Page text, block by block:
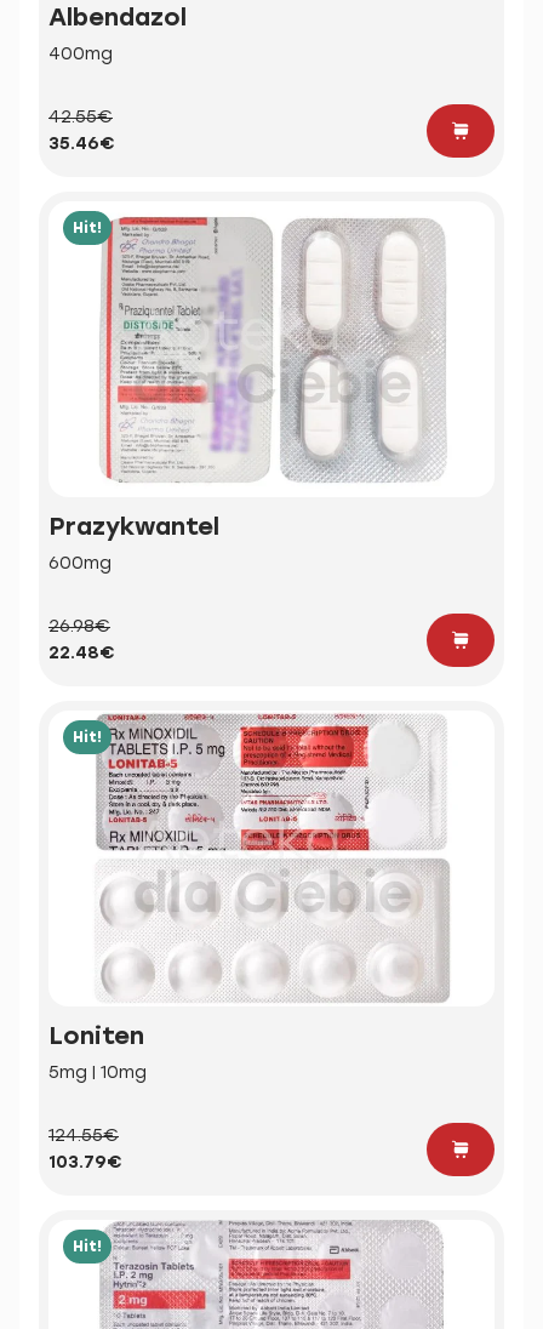
Albendazol
400mg
42.55€
35.46€
Hit!
Prazykwantel
600mg
26.98€
22.48€
Hit!
Loniten
5mg | 10mg
124.55€
103.79€
Hit!